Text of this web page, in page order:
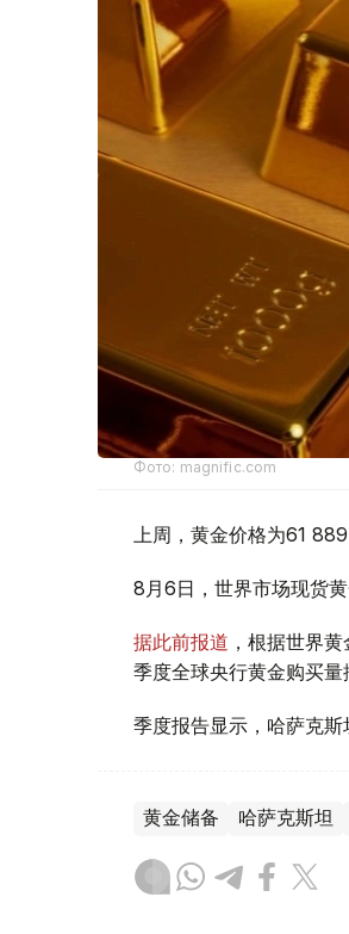
Фото: magnific.com
上周，黄金价格为61
8月6日，世界市场现货
据此前报道 ，根据世界
季度全球央行黄金购买量
季度报告显示，哈萨克斯
黄金储备 哈萨克斯坦